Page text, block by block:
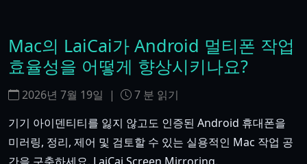
Mac의 LaiCai가 Android 멀티폰 작업
효율성을 어떻게 향상시키나요?
2026년 7월 19일 | 7 분 읽기
기기 아이덴티티를 잃지 않고도 인증된 Android 휴대폰을
미러링, 정리, 제어 및 검토할 수 있는 실용적인 Mac 작업 공